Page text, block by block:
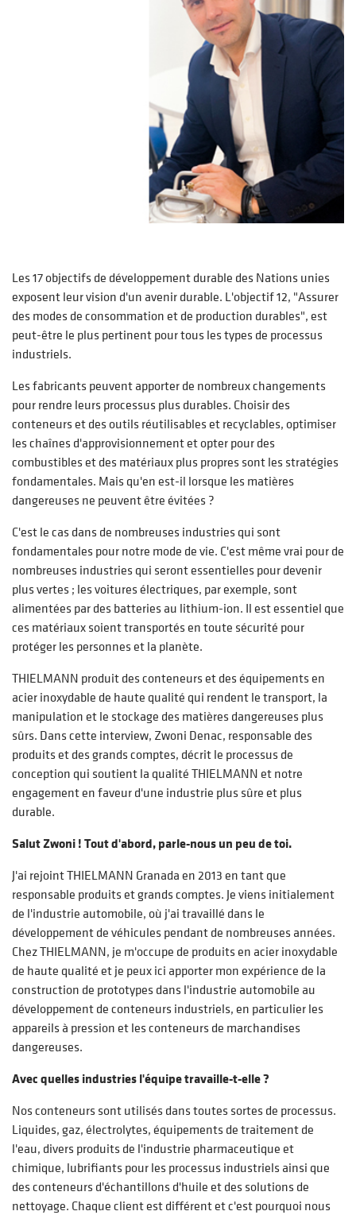
Les 17 objectifs de développement durable des Nations unies
exposent leur vision d'un avenir durable. L'objectif 12, "Assurer
des modes de consommation et de production durables", est
peut-être le plus pertinent pour tous les types de processus
industriels.
Les fabricants peuvent apporter de nombreux changements
pour rendre leurs processus plus durables. Choisir des
conteneurs et des outils réutilisables et recyclables, optimiser
les chaînes d'approvisionnement et opter pour des
combustibles et des matériaux plus propres sont les stratégies
fondamentales. Mais qu'en est-il lorsque les matières
dangereuses ne peuvent être évitées ?
C'est le cas dans de nombreuses industries qui sont
fondamentales pour notre mode de vie. C'est même vrai pour de
nombreuses industries qui seront essentielles pour devenir
plus vertes ; les voitures électriques, par exemple, sont
alimentées par des batteries au lithium-ion. Il est essentiel que
ces matériaux soient transportés en toute sécurité pour
protéger les personnes et la planète.
THIELMANN produit des conteneurs et des équipements en
acier inoxydable de haute qualité qui rendent le transport, la
manipulation et le stockage des matières dangereuses plus
sûrs. Dans cette interview, Zwoni Denac, responsable des
produits et des grands comptes, décrit le processus de
conception qui soutient la qualité THIELMANN et notre
engagement en faveur d'une industrie plus sûre et plus
durable.
Salut Zwoni ! Tout d'abord, parle-nous un peu de toi.
J'ai rejoint THIELMANN Granada en 2013 en tant que
responsable produits et grands comptes. Je viens initialement
de l'industrie automobile, où j'ai travaillé dans le
développement de véhicules pendant de nombreuses années.
Chez THIELMANN, je m'occupe de produits en acier inoxydable
de haute qualité et je peux ici apporter mon expérience de la
construction de prototypes dans l'industrie automobile au
développement de conteneurs industriels, en particulier les
appareils à pression et les conteneurs de marchandises
dangereuses.
Avec quelles industries l'équipe travaille-t-elle ?
Nos conteneurs sont utilisés dans toutes sortes de processus.
Liquides, gaz, électrolytes, équipements de traitement de
l'eau, divers produits de l'industrie pharmaceutique et
chimique, lubrifiants pour les processus industriels ainsi que
des conteneurs d'échantillons d'huile et des solutions de
nettoyage. Chaque client est différent et c'est pourquoi nous